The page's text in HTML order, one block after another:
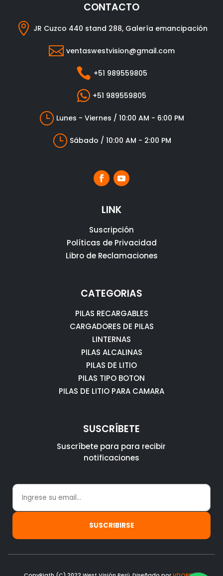
CONTACTO
 JR Cuzco 440 stand 288, Galería emancipación
 ventaswestvision@gmail.com
 +51 989559805
 +51 989559805
} Lunes - Viernes / 10:00 AM - 6:00 PM
} Sábado / 10:00 AM - 2:00 PM
LINK
Suscripción
Políticas de Privacidad
Libro de Reclamaciones
CATEGORIAS
PILAS RECARGABLES
CARGADORES DE PILAS
LINTERNAS
PILAS ALCALINAS
PILAS DE LITIO
PILAS TIPO BOTON
PILAS DE LITIO PARA CAMARA
SUSCRÍBETE
Suscríbete para para recibir
notificaciones